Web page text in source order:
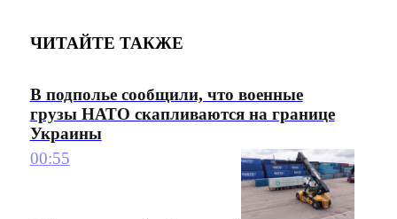
ЧИТАЙТЕ ТАКЖЕ
В подполье сообщили, что военные
грузы НАТО скапливаются на границе
Украины
00:55